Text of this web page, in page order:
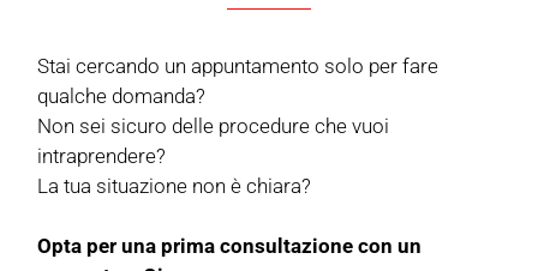
Stai cercando un appuntamento solo per fare
qualche domanda?
Non sei sicuro delle procedure che vuoi
intraprendere?
La tua situazione non è chiara?
Opta per una prima consultazione con un